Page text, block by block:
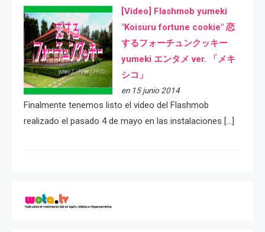
[Video] Flashmob yumeki
"Koisuru fortune cookie" 恋
するフォーチュンクッキー
yumeki エンタメ ver. 「メキ
シコ」
en 15 junio 2014
Finalmente tenemos listo el video del Flashmob
realizado el pasado 4 de mayo en las instalaciones […]